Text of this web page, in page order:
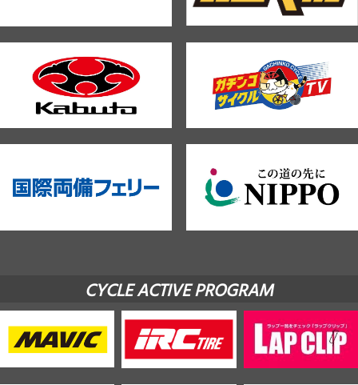
CYCLE ACTIVE PROGRAM